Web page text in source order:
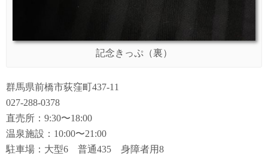
記念きっぷ（裏）
群馬県前橋市荻窪町437-11
027-288-0378
直売所：9:30〜18:00
温泉施設：10:00〜21:00
駐車場：大型6 普通435 身障者用8